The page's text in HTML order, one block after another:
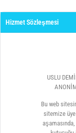
Hizmet Sözleşmesi
USLU
Bu web
sitemize